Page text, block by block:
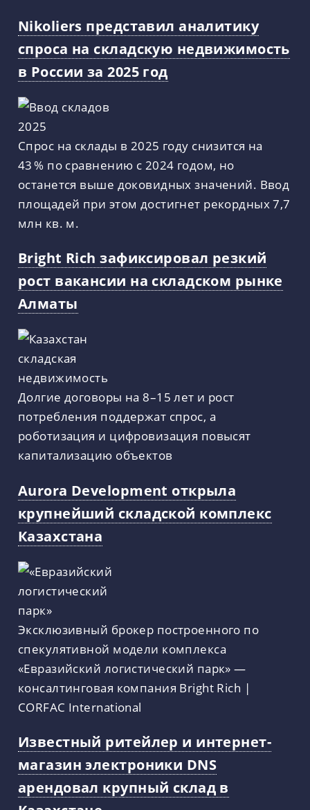
Nikoliers представил аналитику
спроса на складскую недвижимость
в России за 2025 год
Спрос на склады в 2025 году снизится на
43 % по сравнению с 2024 годом, но
останется выше доковидных значений. Ввод
площадей при этом достигнет рекордных 7,7
млн кв. м.
Bright Rich зафиксировал резкий
рост вакансии на складском рынке
Алматы
Долгие договоры на 8–15 лет и рост
потребления поддержат спрос, а
роботизация и цифровизация повысят
капитализацию объектов
Aurora Development открыла
крупнейший складской комплекс
Казахстана
Эксклюзивный брокер построенного по
спекулятивной модели комплекса
«Евразийский логистический парк» —
консалтинговая компания Bright Rich |
CORFAC International
Известный ритейлер и интернет-
магазин электроники DNS
арендовал крупный склад в